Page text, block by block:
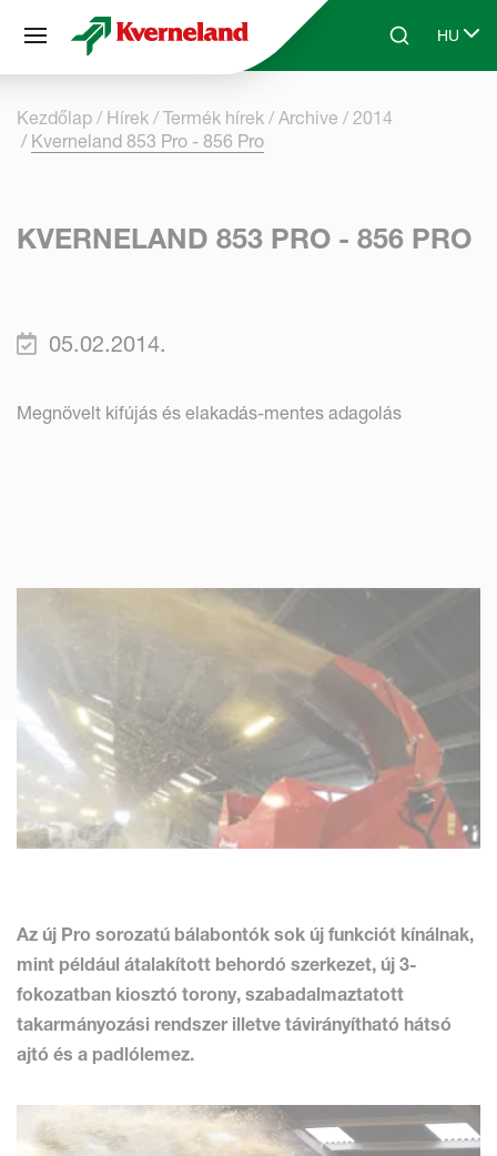
Skip to main contentSearchHU
Select
Kezdőlap Hírek Termék hírek Archive
2014
Kverneland 853 Pro - 856 Pro
KVERNELAND 853 PRO - 856 PRO
05.02.2014.
Megnövelt kifújás és elakadás-mentes adagolás
Az új Pro sorozatú bálabontók sok új funkciót kínálnak,
mint például átalakított behordó szerkezet, új 3-
fokozatban kiosztó torony, szabadalmaztatott
takarmányozási rendszer illetve távirányítható hátsó
ajtó és a padlólemez.
Süti preferenciák